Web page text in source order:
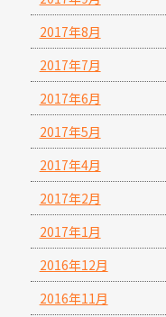
2017年8月
2017年7月
2017年6月
2017年5月
2017年4月
2017年2月
2017年1月
2016年12月
2016年11月